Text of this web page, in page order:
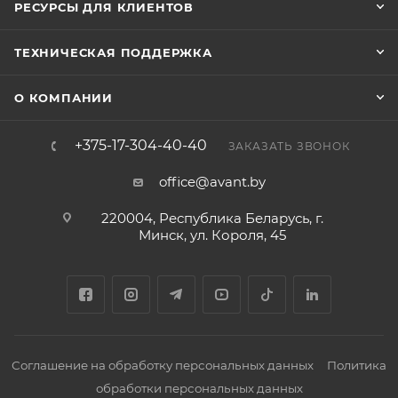
РЕСУРСЫ ДЛЯ КЛИЕНТОВ
ТЕХНИЧЕСКАЯ ПОДДЕРЖКА
О КОМПАНИИ
+375-17-304-40-40 ЗАКАЗАТЬ ЗВОНОК
office@avant.by
220004, Республика Беларусь, г.
Минск, ул. Короля, 45
Соглашение на обработку персональных данных
Политика
обработки персональных данных